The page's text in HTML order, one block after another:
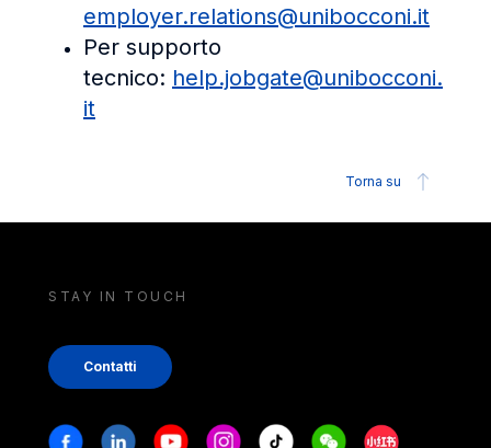
employer.relations@unibocconi.it
Per supporto
tecnico: help.jobgate@unibocconi.
it
Torna su
STAY IN TOUCH
Contatti
Stay in touch
FacebookLinkedinYoutubeInstagram
Tiktok WeechatXiaohongshu/